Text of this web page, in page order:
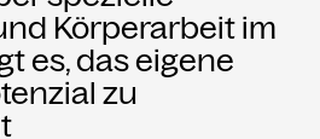
Körperarbeit im
es, das eigene
zu